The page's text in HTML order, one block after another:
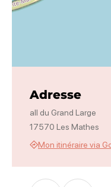
Adresse
all du Grand Large
17570 Les Mathes
Mon itinéraire via